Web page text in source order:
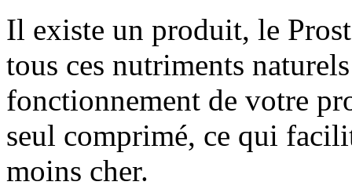
Il existe un produit, le
tous ces nutriments
fonctionnement de votre
seul comprimé, ce qui
moins cher.